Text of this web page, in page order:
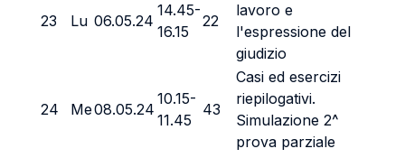
23 Lu 06.05.24
14.45-
16.15
22
lavoro e
l'espressione del
giudizio
24 Me08.05.24
10.15-
11.45
43
Casi ed esercizi
riepilogativi.
Simulazione 2^
prova parziale